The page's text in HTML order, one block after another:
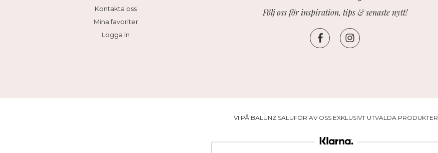
Kontakta oss
Mina favoriter
Logga in
Följ oss för inspiration, tips & senaste nytt!
VI PÅ BALUNZ SALUFÖR AV OSS EXKLUSIVT UTVALDA PRODUKTER.